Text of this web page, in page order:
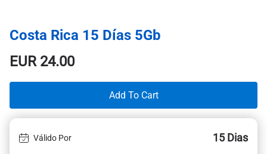
Costa Rica 15 Días 5Gb
EUR24.00
Add To Cart
Válido Por 15 Dias